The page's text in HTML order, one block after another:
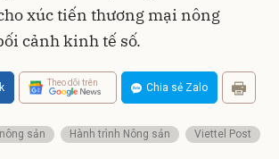
xúc tiến thương mại nông
cảnh kinh tế số.
Theo dõi trên Chia sẻ Zalo
nông sản Hành trình Nông sản
Viettel Post